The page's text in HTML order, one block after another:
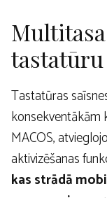
Tastatūras
konsekventākām
MACOS,
aktivizēšanas
kas strādā